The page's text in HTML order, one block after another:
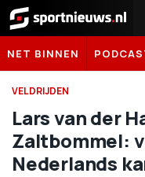
Sportnieuws.nl
NET BINNEN
VELDRIJDEN
Lars van der
Zaltbommel:
Nederlands